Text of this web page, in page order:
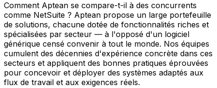
Comment Aptean se compare-t-il à des concurrents
comme NetSuite ? Aptean propose un large portefeuille
de solutions, chacune dotée de fonctionnalités riches et
spécialisées par secteur — à l'opposé d'un logiciel
générique censé convenir à tout le monde. Nos équipes
cumulent des décennies d'expérience concrète dans ces
secteurs et appliquent des bonnes pratiques éprouvées
pour concevoir et déployer des systèmes adaptés aux
flux de travail et aux exigences réels.